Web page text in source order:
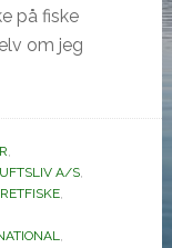
på fiske
om jeg
,
A/S,
,
,